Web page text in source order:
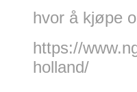
hvor å kjøpe
https://
holland/